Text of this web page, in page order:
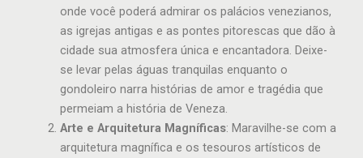
onde você poderá admirar os palácios venezianos,
as igrejas antigas e as pontes pitorescas que dão à
cidade sua atmosfera única e encantadora. Deixe-
se levar pelas águas tranquilas enquanto o
gondoleiro narra histórias de amor e tragédia que
permeiam a história de Veneza.
Arte e Arquitetura Magníficas: Maravilhe-se com a
arquitetura magnífica e os tesouros artísticos de